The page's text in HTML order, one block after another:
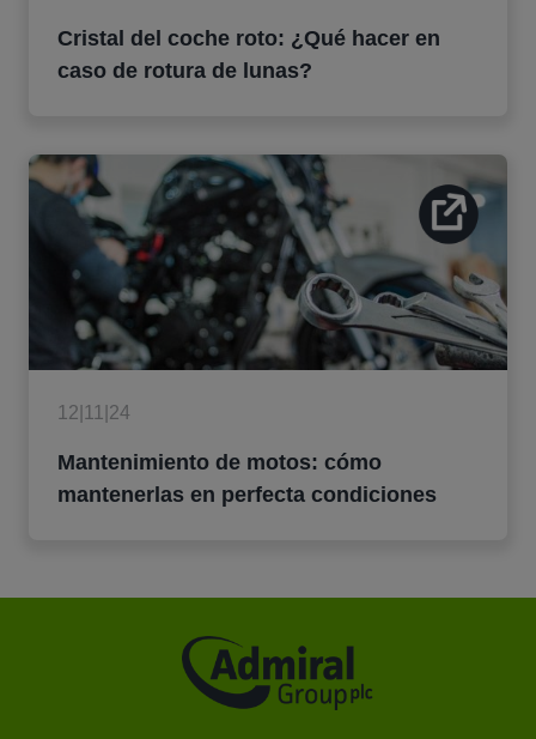
Cristal del coche roto: ¿Qué hacer en
caso de rotura de lunas?
12|11|24
Mantenimiento de motos: cómo
mantenerlas en perfecta condiciones